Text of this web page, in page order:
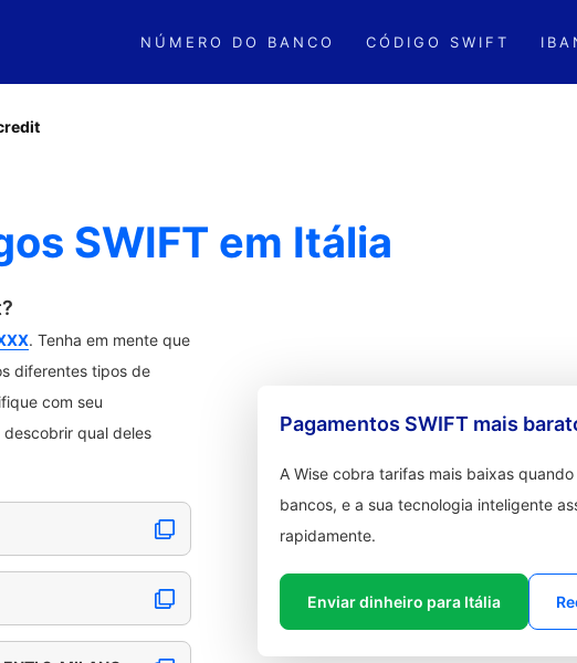
NÚMERO DO BANCO CÓDIGO SWIFT
SWIFT em Itália
. Tenha em mente que
diferentes tipos de
com seu
qual deles
Pagamentos SWIFT mais
A Wise cobra tarifas mais baixas
bancos, e a sua tecnologia inteligente
rapidamente.
Enviar dinheiro para Itália